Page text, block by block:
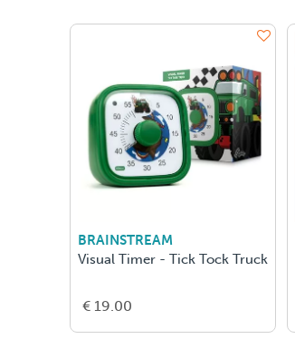
BRAINSTREAM
Visual Timer - Tick Tock Truck
€ 19.00